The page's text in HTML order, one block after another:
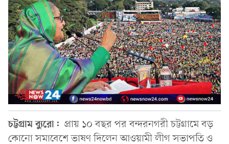
চট্টগ্রাম ব্যুরো: প্রায় ১০ বছর পর বন্দরনগরী চট্টগ্রামে বড়
কোনো সমাবেশে ভাষণ দিলেন আওয়ামী লীগ সভাপতি ও